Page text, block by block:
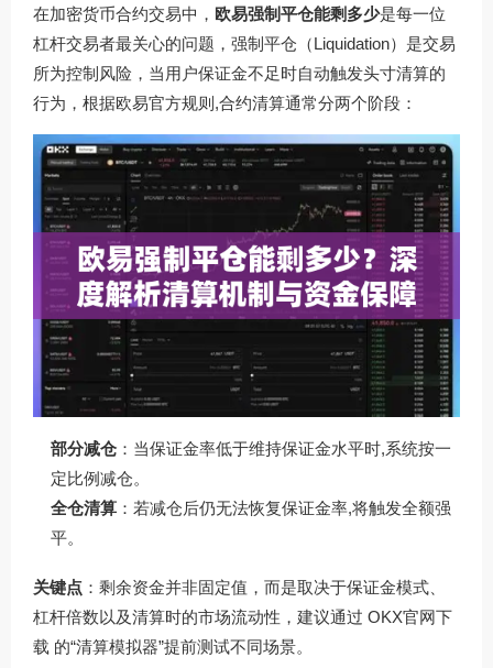
在加密货币合约交易中， 欧易强制平仓能剩多少是每一位
杠杆交易者最关心的问题，强制平仓（Liquidation）是交易
所为控制风险，当用户保证金不足时自动触发头寸清算的
行为，根据欧易官方规则,合约清算通常分两个阶段：
部分减仓 ：当保证金率低于维持保证金水平时,系统按一
定比例减仓。
全仓清算 ：若减仓后仍无法恢复保证金率,将触发全额强
平。
关键点 ：剩余资金并非固定值，而是取决于保证金模式、
杠杆倍数以及清算时的市场流动性，建议通过 OKX官网下
载 的“清算模拟器”提前测试不同场景。